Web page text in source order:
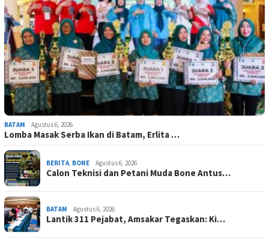
BATAM Agustus 6, 2026
Lomba Masak Serba Ikan di Batam, Erlita …
BERITA, BONE Agustus 6, 2026
Calon Teknisi dan Petani Muda Bone Antus…
BATAM Agustus 6, 2026
Lantik 311 Pejabat, Amsakar Tegaskan: Ki…